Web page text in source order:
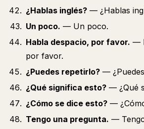
¿Hablas inglés? — ¿Hablas
Un poco. — Un poco.
Habla despacio, por favor. —
por favor.
¿Puedes repetirlo? —
¿Qué significa esto? — ¿Qué
¿Cómo se dice esto? —
Tengo una pregunta. —